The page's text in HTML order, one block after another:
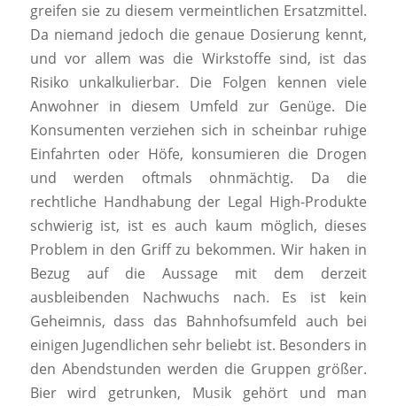
greifen sie zu diesem vermeintlichen Ersatzmittel.
Da niemand jedoch die genaue Dosierung kennt,
und vor allem was die Wirkstoffe sind, ist das
Risiko unkalkulierbar. Die Folgen kennen viele
Anwohner in diesem Umfeld zur Genüge. Die
Konsumenten verziehen sich in scheinbar ruhige
Einfahrten oder Höfe, konsumieren die Drogen
und werden oftmals ohnmächtig. Da die
rechtliche Handhabung der Legal High-Produkte
schwierig ist, ist es auch kaum möglich, dieses
Problem in den Griff zu bekommen. Wir haken in
Bezug auf die Aussage mit dem derzeit
ausbleibenden Nachwuchs nach. Es ist kein
Geheimnis, dass das Bahnhofsumfeld auch bei
einigen Jugendlichen sehr beliebt ist. Besonders in
den Abendstunden werden die Gruppen größer.
Bier wird getrunken, Musik gehört und man